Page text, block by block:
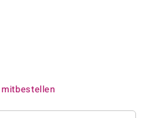
mitbestellen